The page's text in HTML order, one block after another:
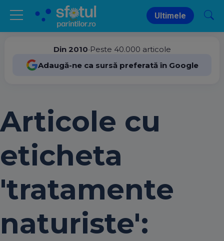
Ultimele
Din 2010•Peste 40.000 articole
Adaugă-ne ca sursă preferată în Google
Articole cu
eticheta
'tratamente
naturiste':